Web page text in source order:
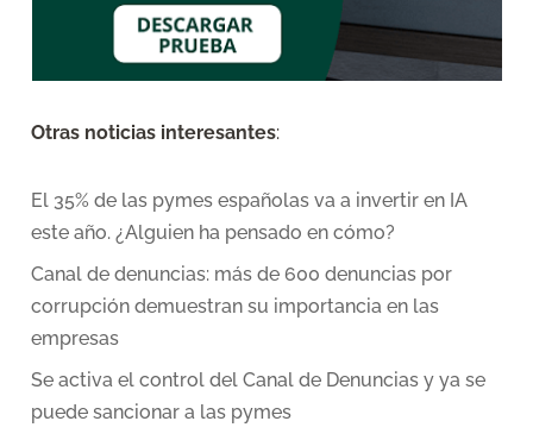
Otras noticias interesantes:
El 35% de las pymes españolas va a invertir en IA
este año. ¿Alguien ha pensado en cómo?
Canal de denuncias: más de 600 denuncias por
corrupción demuestran su importancia en las
empresas
Se activa el control del Canal de Denuncias y ya se
puede sancionar a las pymes